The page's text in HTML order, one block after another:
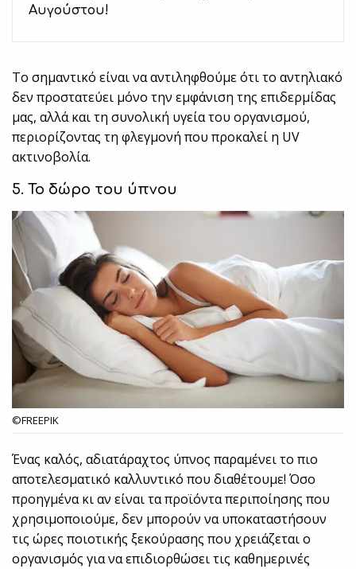
Αυγούστου!
Το σημαντικό είναι να αντιληφθούμε ότι το αντηλιακό
δεν προστατεύει μόνο την εμφάνιση της επιδερμίδας
μας, αλλά και τη συνολική υγεία του οργανισμού,
περιορίζοντας τη φλεγμονή που προκαλεί η UV
ακτινοβολία.
5. Το δώρο του ύπνου
©FREEPIK
Ένας καλός, αδιατάραχτος ύπνος παραμένει το πιο
αποτελεσματικό καλλυντικό που διαθέτουμε! Όσο
προηγμένα κι αν είναι τα προϊόντα περιποίησης που
χρησιμοποιούμε, δεν μπορούν να υποκαταστήσουν
τις ώρες ποιοτικής ξεκούρασης που χρειάζεται ο
οργανισμός για να επιδιορθώσει τις καθημερινές